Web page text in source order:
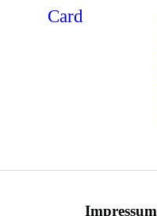
Impressum